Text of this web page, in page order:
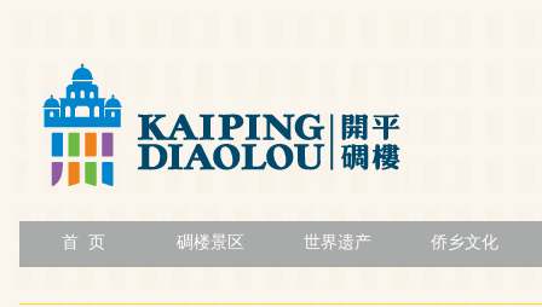
首 页 碉楼景区 世界遗产 侨乡文化